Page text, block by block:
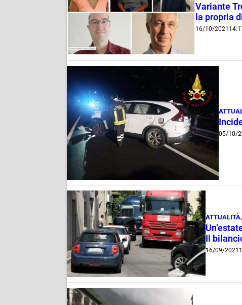
Variante
la propria
16/10/2021
05/10/
ATTUALITÀ
Il
16/09/2021